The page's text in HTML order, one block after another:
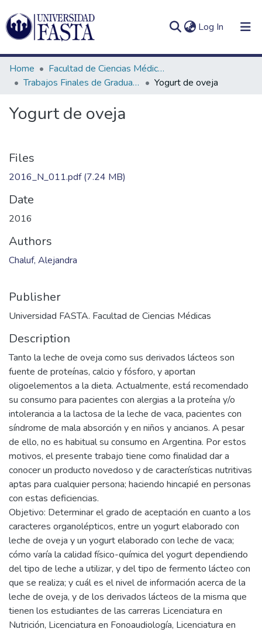
Log In (current)
Communities
Statistics
Log
Home
Facultad de Ciencias Médicas
Trabajos Finales de Graduación de Licenciatura en Nutrición
Yogurt de oveja
Yogurt de oveja
Files
2016_N_011.pdf(7.24 MB)
Date
2016
Authors
Chaluf, Alejandra
Publisher
Universidad FASTA. Facultad de Ciencias Médicas
Description
Tanto la leche de oveja como sus derivados lácteos son
fuente de proteínas, calcio y fósforo, y aportan
oligoelementos a la dieta. Actualmente, está recomendado
su consumo para pacientes con alergias a la proteína y/o
intolerancia a la lactosa de la leche de vaca, pacientes con
síndrome de mala absorción y en niños y ancianos. A pesar
de ello, no es habitual su consumo en Argentina. Por estos
motivos, el presente trabajo tiene como finalidad dar a
conocer un producto novedoso y de características nutritivas
aptas para cualquier persona; haciendo hincapié en personas
con estas deficiencias.
Objetivo: Determinar el grado de aceptación en cuanto a los
caracteres organolépticos, entre un yogurt elaborado con
leche de oveja y un yogurt elaborado con leche de vaca;
cómo varía la calidad físico-química del yogurt dependiendo
del tipo de leche a utilizar, y del tipo de fermento lácteo con
que se realiza; y cuál es el nivel de información acerca de la
leche de oveja, y de los derivados lácteos de la misma que
tienen los estudiantes de las carreras Licenciatura en
Nutrición, Licenciatura en Fonoaudiología, Licenciatura en